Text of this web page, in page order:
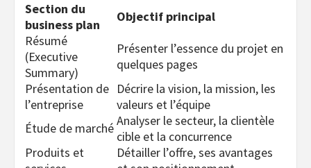
Section du
business plan
Objectif principal
Résumé
(Executive
Summary)
Présenter l’essence du projet en
quelques pages
Présentation de
l’entreprise
Décrire la vision, la mission, les
valeurs et l’équipe
Étude de marchéAnalyser le secteur, la clientèle
cible et la concurrence
Produits et
Détailler l’offre, ses avantages